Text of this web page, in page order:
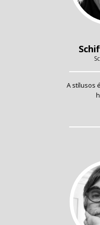
A stílusos